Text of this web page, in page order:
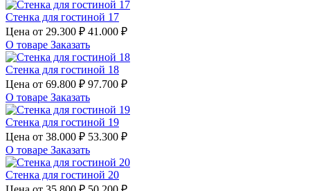
Стенка для гостиной 17
Цена от 29.300 ₽ 41.000 ₽
О товаре Заказать
Стенка для гостиной 18
Цена от 69.800 ₽ 97.700 ₽
О товаре Заказать
Стенка для гостиной 19
Цена от 38.000 ₽ 53.300 ₽
О товаре Заказать
Стенка для гостиной 20